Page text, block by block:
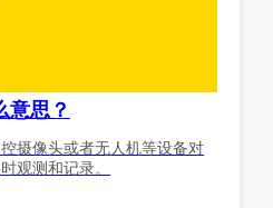
意思？
摄像头或者无人机等设备对
观测和记录。